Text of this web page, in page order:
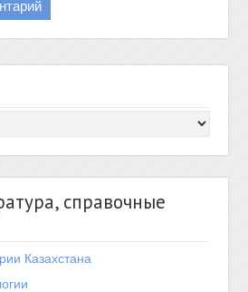
справочные
Казахстана